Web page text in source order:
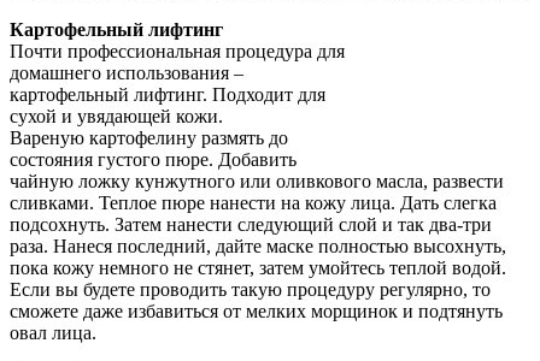
Картофельный лифтинг
Почти профессиональная процедура для
домашнего использования –
картофельный лифтинг. Подходит для
сухой и увядающей кожи.
Вареную картофелину размять до
состояния густого пюре. Добавить
чайную ложку кунжутного или оливкового масла, развести
сливками. Теплое пюре нанести на кожу лица. Дать слегка
подсохнуть. Затем нанести следующий слой и так два-три
раза. Нанеся последний, дайте маске полностью высохнуть,
пока кожу немного не стянет, затем умойтесь теплой водой.
Если вы будете проводить такую процедуру регулярно, то
сможете даже избавиться от мелких морщинок и подтянуть
овал лица.